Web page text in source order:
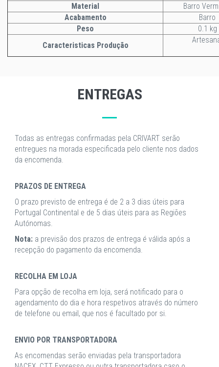
Material
Barro
Acabamento
Barro
Peso
0.1 kg
Caracteristicas Produção
ENTREGAS
Todas as entregas confirmadas pela CRIVART serão
entregues na morada especificada pelo cliente nos dados
da encomenda.
PRAZOS DE ENTREGA
O prazo previsto de entrega é de 2 a 3 dias úteis para
Portugal Continental e de 5 dias úteis para as Regiões
Autónomas.
Nota: a previsão dos prazos de entrega é válida após a
recepção do pagamento da encomenda.
RECOLHA EM LOJA
Para opção de recolha em loja, será notificado para o
agendamento do dia e hora respetivos através do número
de telefone ou email, que nos é facultado por si.
ENVIO POR TRANSPORTADORA
As encomendas serão enviadas pela transportadora